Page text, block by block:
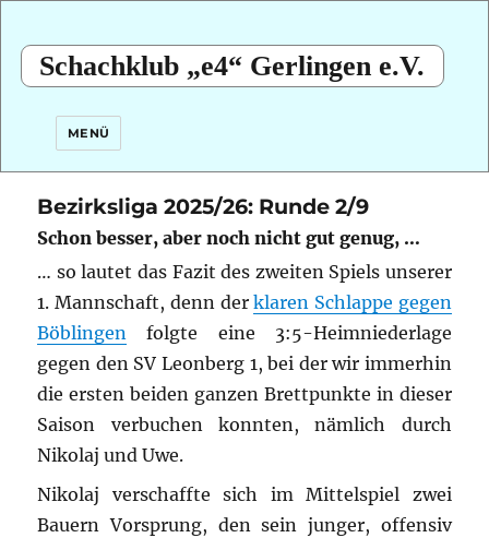
Schachklub „e4“ Gerlingen e.V.
MENÜ
Bezirksliga 2025/26: Runde 2/9
Schon besser, aber noch nicht gut genug, …
… so lautet das Fazit des zweiten Spiels unserer
1. Mannschaft, denn derklaren Schlappe gegen
Böblingen folgte eine 3:5-Heimniederlage
gegen den SV Leonberg 1, bei der wir immerhin
die ersten beiden ganzen Brettpunkte in dieser
Saison verbuchen konnten, nämlich durch
Nikolaj und Uwe.
Nikolaj verschaffte sich im Mittelspiel zwei
Bauern Vorsprung, den sein junger, offensiv